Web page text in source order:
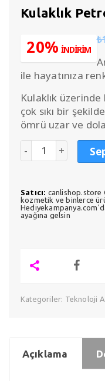
Kulaklık
₺
20% İNDİRİM
ile hayatınıza
Kulaklık
çok sıkı bir
ömrü uzar ve
Satıcı: canlishop.store
kozmetik ve binlerce
ayağına gelsin
Kategoriler: Teknoloji
Açıklama